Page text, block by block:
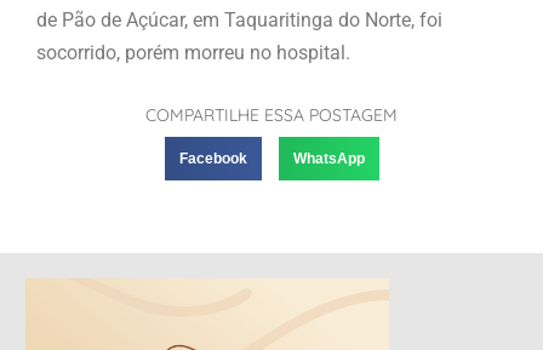
de Pão de Açúcar, em Taquaritinga do Norte, foi
socorrido, porém morreu no hospital.
COMPARTILHE ESSA POSTAGEM
Facebook WhatsApp